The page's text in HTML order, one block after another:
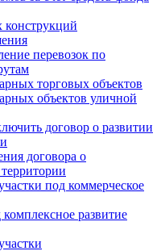
перевозок по
торговых объектов
объектов уличной
договор о развитии
договора о
под коммерческое
развитие